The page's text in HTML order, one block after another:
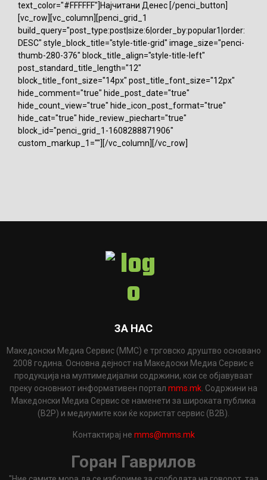
text_color="#FFFFFF"]Најчитани Денес [/penci_button]
[vc_row][vc_column][penci_grid_1
build_query="post_type:post|size:6|order_by:popular1|order:
DESC" style_block_title="style-title-grid" image_size="penci-
thumb-280-376" block_title_align="style-title-left"
post_standard_title_length="12"
block_title_font_size="14px" post_title_font_size="12px"
hide_comment="true" hide_post_date="true"
hide_count_view="true" hide_icon_post_format="true"
hide_cat="true" hide_review_piechart="true"
block_id="penci_grid_1-1608288871906"
custom_markup_1=""][/vc_column][/vc_row]
ЗА НАС
Македонски Медиа Сервис (ММС) е трговско друштво основано
2008 година. Основна дејност на Македоски Медиа Сервис е
продукција на мултимедијални содржини, кои се објавуваат
преку основниот информативен портал mms.mk . Содржини на
Македонски Медиа Сервис се наменети за широката публика
(B2P) и медиумите кои ќе користат сервис (B2B).
Контактирај не mms@mms.mk
Горан Гаврилов